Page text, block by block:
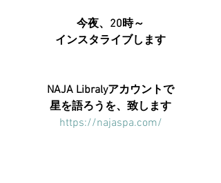
今夜、20時～
インスタライブします
NAJA Libralyアカウントで
星を語ろうを、致します
https://najaspa.com/